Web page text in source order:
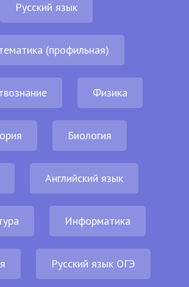
Русский язык
(профильная)
Физика
Биология
Английский язык
Информатика
Русский язык ОГЭ